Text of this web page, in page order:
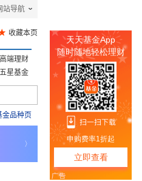
站导航
收藏本页
高端理财
五星基金
金品种页